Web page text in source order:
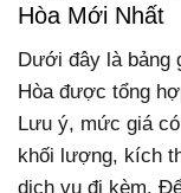
Hòa Mới Nhất
Dưới đây là bảng
Hòa được tổng
Lưu ý, mức giá
khối lượng, kích
dịch vụ đi kèm.